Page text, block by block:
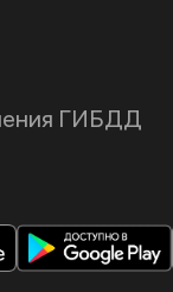
ГИБДД